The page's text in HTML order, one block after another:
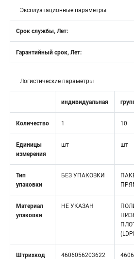
Эксплуатационные параметры
Срок службы, Лет:
Гарантийный срок, Лет:
Логистические параметры
индивидуальная
Количество 1 10
Единицы
измерения
шт шт
Тип
упаковки
БЕЗ УПАКОВКИ
Материал
упаковки
НЕ УКАЗАН
Штрихкод 4606056203622